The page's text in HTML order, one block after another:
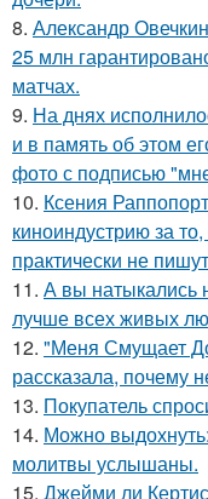
8. Александр
25 млн
матчах.
9. На днях
и в память об этом
фото с подписью
10. Ксения
киноиндустрию за
практически не
11. А вы натыкались
лучше всех живых
12. "Меня Смущает
рассказала, почему
13. Покупатель
14. Можно
молитвы услышаны.
15. Джейми ли